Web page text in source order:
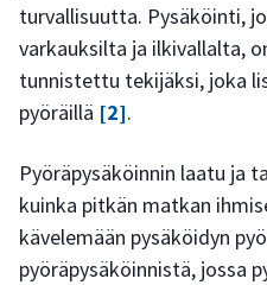
turvallisuutta. Pysäköinti,
varkauksilta ja ilkivallalta,
tunnistettu tekijäksi, joka
pyöräillä [2].
Pyöräpysäköinnin laatu ja
kuinka pitkän matkan
kävelemään pysäköidyn
pyöräpysäköinnistä, jossa